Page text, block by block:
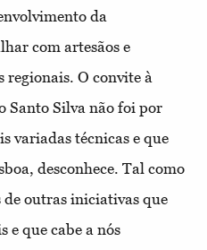
da
com artesãos e
regionais. O convite à
Santo Silva não foi por
variadas técnicas e que
desconhece. Tal como
de outras iniciativas que
e que cabe a nós